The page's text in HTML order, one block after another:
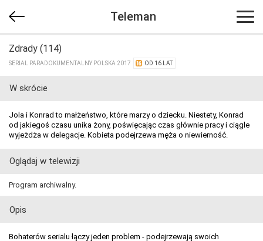
Teleman
Zdrady (114)
SERIAL PARADOKUMENTALNY POLSKA 2017 OD 16 LAT
W skrócie
Jola i Konrad to małżeństwo, które marzy o dziecku. Niestety, Konrad
od jakiegoś czasu unika żony, poświęcając czas głównie pracy i ciągle
wyjeżdża w delegacje. Kobieta podejrzewa męża o niewierność.
Oglądaj w telewizji
Program archiwalny.
Opis
Bohaterów serialu łączy jeden problem - podejrzewają swoich